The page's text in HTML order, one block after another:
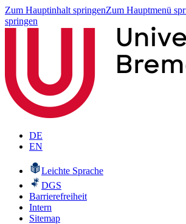
Zum Hauptinhalt springenZum Hauptmenü
springen
DE
EN
Leichte Sprache
DGS
Barrierefreiheit
Intern
Sitemap